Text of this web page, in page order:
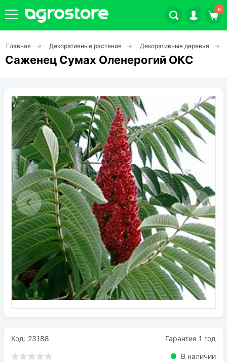
0
Плодовые кустарники
Декоративные растения
Цветы
Травы
Овощи (на посадку)
Штамбовые ягодные кусты
Семена
Удобрения
Главная Декоративные растения Декоративные деревья
Саженец Сумах Оленерогий ОКС
Код: 23188 Гарантия 1 год
В наличии